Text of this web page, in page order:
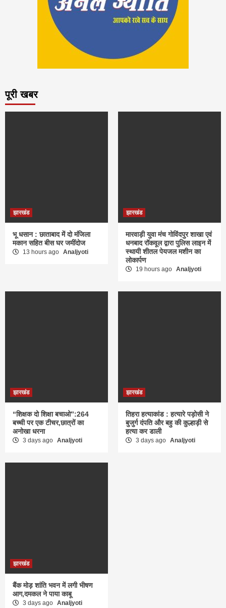
पूरी खबर
झारखंड
भू धसान : छाताबाद में दो मंजिला
मकान सहित बीस घर जमींदोज
13 hours ago Analjyoti
झारखंड
मारवाड़ी युवा मंच गोविंदपुर शाखा एवं
धनबाद रॉकवूल द्वारा पुलिस लाइन में
स्थायी शीतल पेयजल मशीन का
लोकार्पण
19 hours ago Analjyoti
झारखंड
“शिक्षक दो शिक्षा बचाओ”:264
बच्ची पर एक टीचर,छात्रों का
अनोखा धरना
3 days ago Analjyoti
झारखंड
तिहरा हत्याकांड : हत्यारे पड़ोसी ने
बुजुर्ग दंपति और बहु की कुल्हाड़ी से
हत्या कर डाली
3 days ago Analjyoti
झारखंड
बैंक मोड़ शांति भवन में लगी भीषण
आग,दमकल ने पाया काबू
3 days ago Analjyoti